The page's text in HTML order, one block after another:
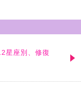
星座別、修復